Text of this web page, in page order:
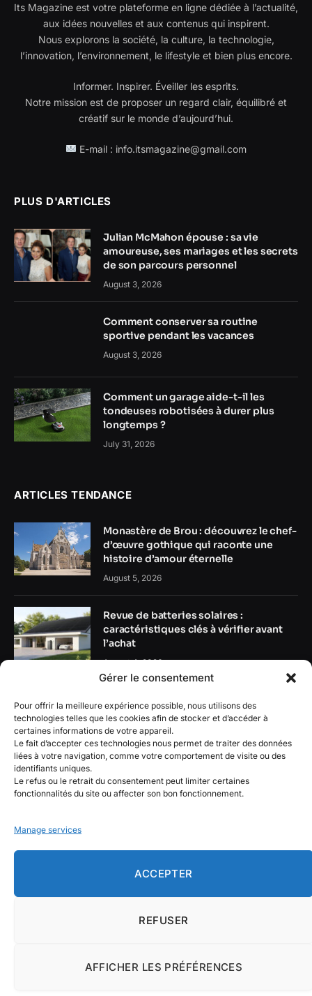
Gérer le consentement
Pour offrir la meilleure expérience possible, nous utilisons des
technologies telles que les cookies afin de stocker et d’accéder à
certaines informations de votre appareil.
Le fait d’accepter ces technologies nous permet de traiter des données
liées à votre navigation, comme votre comportement de visite ou des
identifiants uniques.
Le refus ou le retrait du consentement peut limiter certaines
fonctionnalités du site ou affecter son bon fonctionnement.
Manage services
ACCEPTER
REFUSER
AFFICHER LES PRÉFÉRENCES
Its Magazine est votre plateforme en ligne dédiée à l’actualité,
aux idées nouvelles et aux contenus qui inspirent.
Nous explorons la société, la culture, la technologie,
l’innovation, l’environnement, le lifestyle et bien plus encore.
Informer. Inspirer. Éveiller les esprits.
Notre mission est de proposer un regard clair, équilibré et
créatif sur le monde d’aujourd’hui.
E-mail : info.itsmagazine@gmail.com
PLUS D'ARTICLES
Julian McMahon épouse : sa vie
amoureuse, ses mariages et les secrets
de son parcours personnel
August 3, 2026
Comment conserver sa routine
sportive pendant les vacances
August 3, 2026
Comment un garage aide-t-il les
tondeuses robotisées à durer plus
longtemps ?
July 31, 2026
ARTICLES TENDANCE
Monastère de Brou : découvrez le chef-
d’œuvre gothique qui raconte une
histoire d’amour éternelle
August 5, 2026
Revue de batteries solaires :
caractéristiques clés à vérifier avant
l’achat
August 4, 2026
Guide des batteries domestiques :
comment stocker l’énergie solaire plus
intelligemment ?
August 4, 2026
CONDITIONS GÉNÉRALES D’UTILISATION